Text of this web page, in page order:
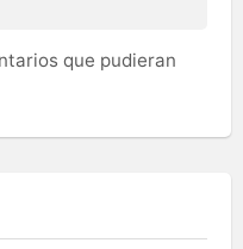
que pudieran